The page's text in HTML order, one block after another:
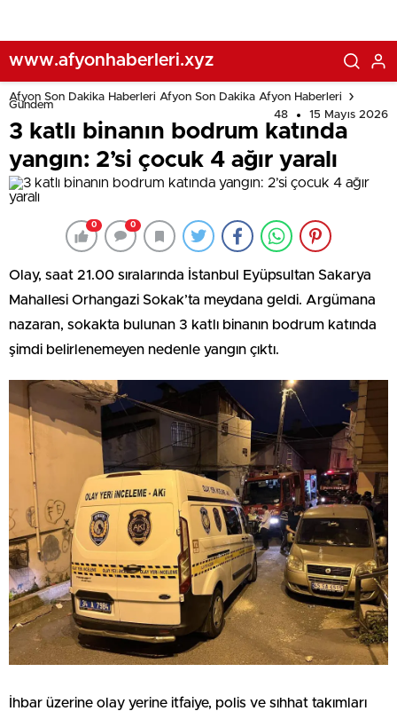
www.afyonhaberleri.xyz
Afyon Son Dakika Haberleri Afyon Son Dakika Afyon Haberleri
Gündem
48
15 Mayıs 2026
3 katlı binanın bodrum katında
yangın: 2’si çocuk 4 ağır yaralı
0 0
Olay, saat 21.00 sıralarında İstanbul Eyüpsultan Sakarya
Mahallesi Orhangazi Sokak’ta meydana geldi. Argümana
nazaran, sokakta bulunan 3 katlı binanın bodrum katında
şimdi belirlenemeyen nedenle yangın çıktı.
İhbar üzerine olay yerine itfaiye, polis ve sıhhat takımları